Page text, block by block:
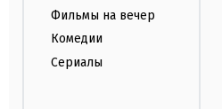
Фильмы на вечер
Комедии
Сериалы